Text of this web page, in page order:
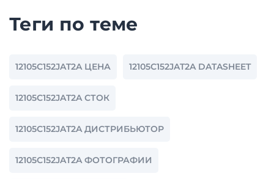
Теги по теме
12105C152JAT2A ЦЕНА 12105C152JAT2A DATASHEET
12105C152JAT2A СТОК
12105C152JAT2A ДИСТРИБЬЮТОР
12105C152JAT2A ФОТОГРАФИИ